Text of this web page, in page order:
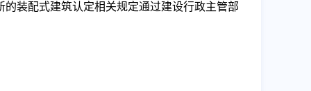
装配式建筑认定相关规定通过建设行政主管部